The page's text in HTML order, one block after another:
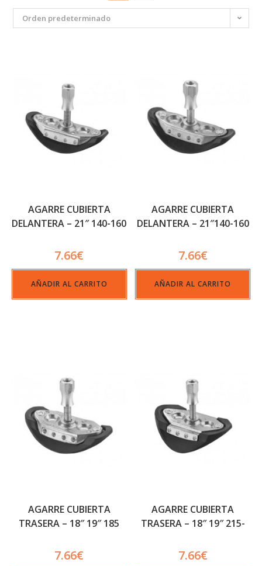
Orden predeterminado
AGARRE CUBIERTA
DELANTERA – 21″ 140-160
7.66€
AÑADIR AL CARRITO
AGARRE CUBIERTA
DELANTERA – 21″140-160
7.66€
AÑADIR AL CARRITO
AGARRE CUBIERTA
TRASERA – 18″ 19″ 185
7.66€
AGARRE CUBIERTA
TRASERA – 18″ 19″ 215-
7.66€